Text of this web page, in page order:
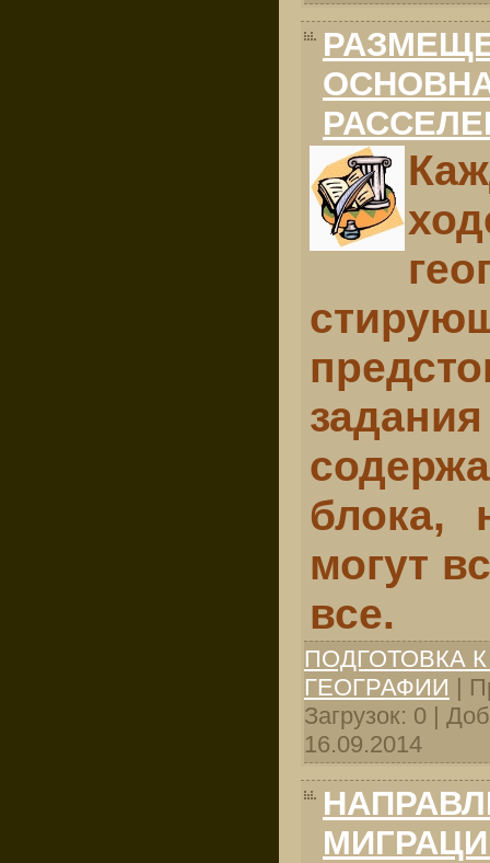
блока,
могут
все.
ПОДГОТОВКА
ГЕОГРАФИИ |
Загрузок: 0 |
16.09.2014